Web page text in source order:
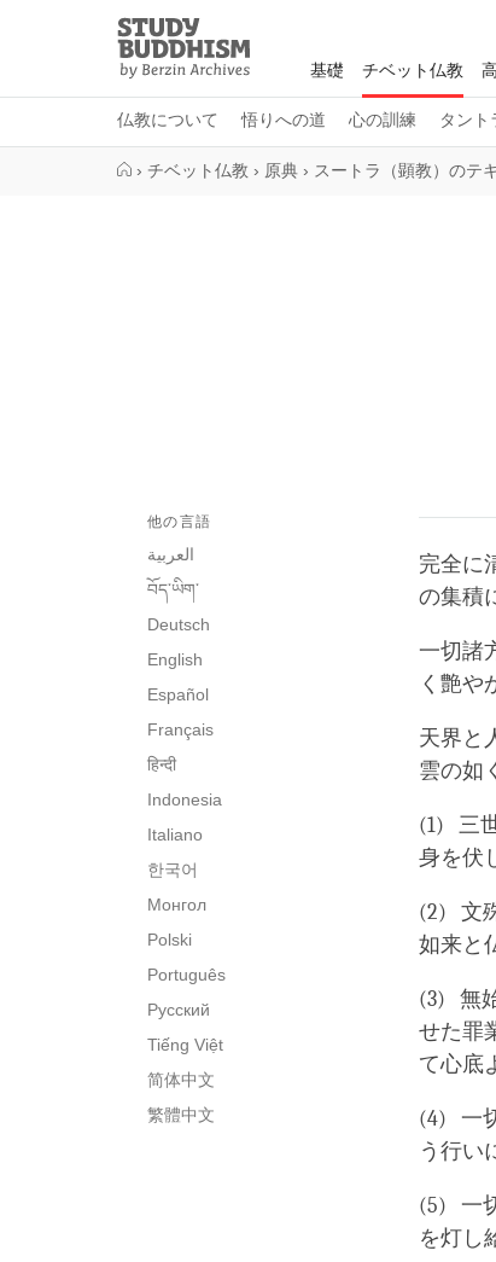
Study
Buddhism
Home
基礎 チベット仏教
仏教について 悟りへの道 心の訓練 タント
› チベット仏教 › 原典 › スートラ（顕教）のテ
他の言語
العربية
བོད་ཡིག་
Deutsch
English
Español
Français
हिन्दी
Indonesia
Italiano
한국어
Монгол
Polski
Português
Русский
Tiếng Việt
简体中文
繁體中文
完全に
の集積
一切諸
く艶や
天界と
雲の如
(1) 三
身を伏
(2) 文
如来と
(3) 無
せた罪
て心底
(4) 一
う行い
(5) 一
を灯し